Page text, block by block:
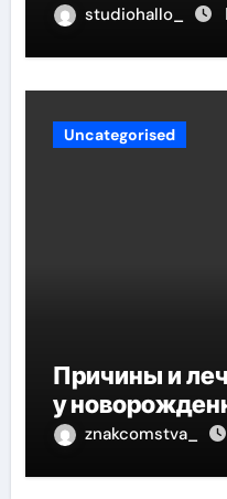
studiohallo_
Uncategorised
Причины и
у
znakcomstva_